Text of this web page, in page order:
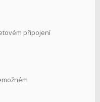
připojení